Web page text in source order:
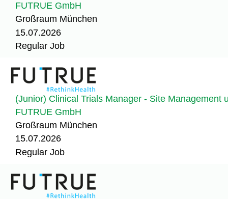
FUTRUE GmbH
Großraum München
15.07.2026
Regular Job
(Junior) Clinical Trials Manager - Site Management
FUTRUE GmbH
Großraum München
15.07.2026
Regular Job